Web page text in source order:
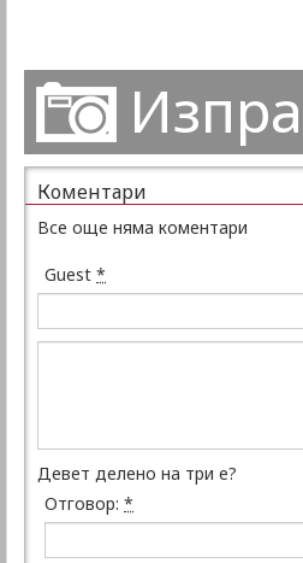
Коментари
Все още няма коментари
Guest *
Девет делено на три е?
Отговор: *